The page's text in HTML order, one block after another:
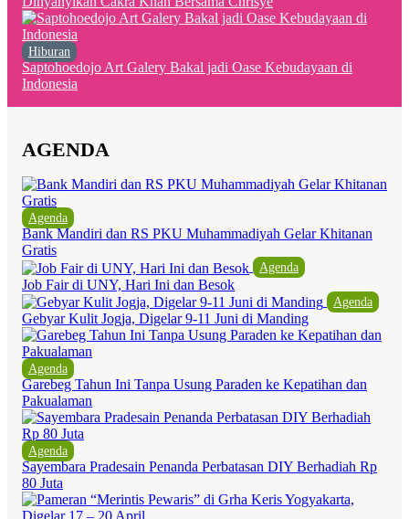
Hiburan
Saptohoedojo Art Galery Bakal jadi Oase Kebudayaan di
Indonesia
AGENDA
Agenda
Bank Mandiri dan RS PKU Muhammadiyah Gelar Khitanan
Gratis
Agenda
Job Fair di UNY, Hari Ini dan Besok
Agenda
Gebyar Kulit Jogja, Digelar 9-11 Juni di Manding
Agenda
Garebeg Tahun Ini Tanpa Usung Paraden ke Kepatihan dan
Pakualaman
Agenda
Sayembara Pradesain Penanda Perbatasan DIY Berhadiah Rp
80 Juta